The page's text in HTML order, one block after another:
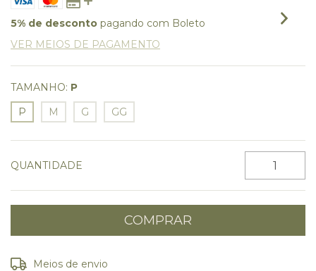
5% de desconto pagando com Boleto
VER MEIOS DE PAGAMENTO
TAMANHO: P
P
M G GG
QUANTIDADE
Entregas para o CEP:
Meios de envio